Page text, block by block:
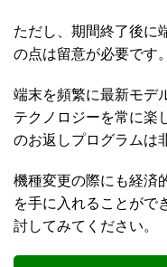
ただし、期間終了後に
の点は留意が必要です。
端末を頻繁に最新モデ
テクノロジーを常に楽
のお返しプログラムは
機種変更の際にも経済
を手に入れることがで
討してみてください。